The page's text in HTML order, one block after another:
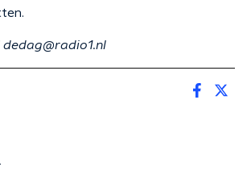
dedag@radio1.nl